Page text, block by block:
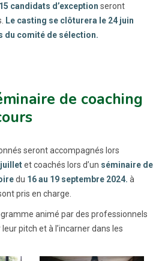
15 candidats d’exception seront
Le casting se clôturera le 24 juin
du comité de sélection.
de coaching
seront accompagnés lors
et coachés lors d’un séminaire de
du 16 au 19 septembre 2024. à
pris en charge.
animé par des professionnels
pitch et à l’incarner dans les